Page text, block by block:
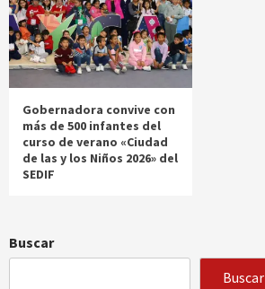
Gobernadora convive con
más de 500 infantes del
curso de verano «Ciudad
de las y los Niños 2026» del
SEDIF
Buscar
Buscar